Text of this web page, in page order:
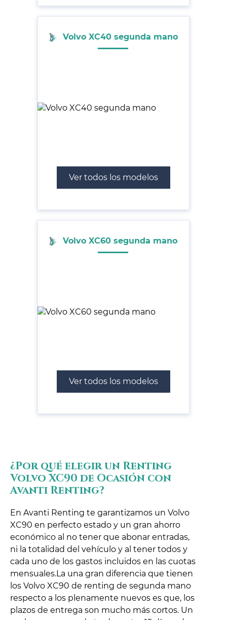
Volvo XC40 segunda mano
Ver todos los modelos
Volvo XC60 segunda mano
Ver todos los modelos
¿Por qué elegir un Renting
Volvo XC90 de Ocasión con
Avanti Renting?
En Avanti Renting te garantizamos un Volvo
XC90 en perfecto estado y un gran ahorro
económico al no tener que abonar entradas,
ni la totalidad del vehículo y al tener todos y
cada uno de los gastos incluidos en las cuotas
mensuales.La una gran diferencia que tienen
los Volvo XC90 de renting de segunda mano
respecto a los plenamente nuevos es que, los
plazos de entrega son mucho más cortos. Un